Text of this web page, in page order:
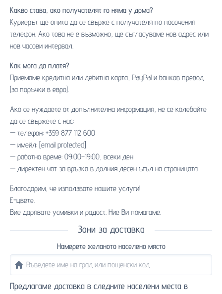
Какво става, ако получателят го няма у дома?
Куриерът ще опита да се свърже с получателя по посочения
телефон. Ако това не е възможно, ще съгласуваме нов адрес или
нов часови интервал.
Как мога да платя?
Приемаме кредитна или дебитна карта, PayPal и банков превод
(за поръчки в евро).
Ако се нуждаете от допълнителна информация, не се колебайте
да се свържете с нас:
— телефон: +359 877 112 600
— имейл: [email protected]
— работно време: 09:00–19:00, всеки ден
— директен чат за връзка в долния десен ъгъл на страницата
Благодарим, че използвате нашите услуги!
Е-цвете.
Вие дарявате усмивки и радост. Ние Ви помагаме.
Зони за доставка
Намерете желаното населено място
Предлагаме доставка в следните населени места в